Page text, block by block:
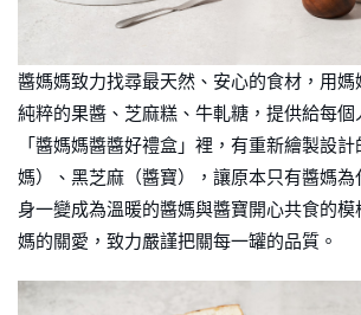
醬媽媽致力找尋最天然、安心的食材，用媽
純粹的果醬、芝麻糕、牛軋糖，提供給每個
「醬媽媽醬醬好禮盒」裡，有重新繪製設
媽）、黑芝麻（醬寶），讓原本只有醬媽
身一變成為溫暖的醬媽與醬寶開心共食的模
媽的關愛，致力嚴謹把關每一罐的品質。